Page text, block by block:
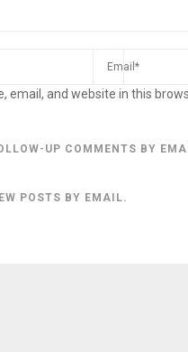
email, and website in this
UP COMMENTS BY
POSTS BY EMAIL.